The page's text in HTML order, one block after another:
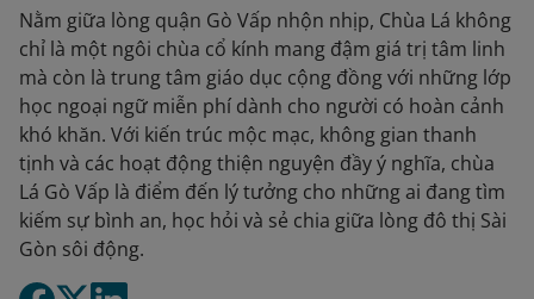
Nằm giữa lòng quận Gò Vấp nhộn nhịp, Chùa Lá không
chỉ là một ngôi chùa cổ kính mang đậm giá trị tâm linh
mà còn là trung tâm giáo dục cộng đồng với những lớp
học ngoại ngữ miễn phí dành cho người có hoàn cảnh
khó khăn. Với kiến trúc mộc mạc, không gian thanh
tịnh và các hoạt động thiện nguyện đầy ý nghĩa, chùa
Lá Gò Vấp là điểm đến lý tưởng cho những ai đang tìm
kiếm sự bình an, học hỏi và sẻ chia giữa lòng đô thị Sài
Gòn sôi động.